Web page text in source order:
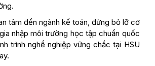
tâm đến ngành kế toán, đừng bỏ lỡ cơ
nhập môi trường học tập chuẩn quốc
trình nghề nghiệp vững chắc tại HSU